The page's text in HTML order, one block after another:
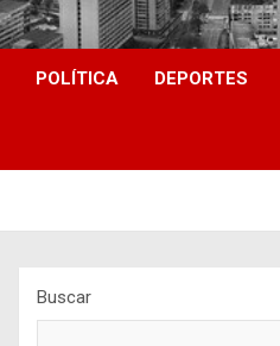
POLÍTICA DEPORTES
Buscar